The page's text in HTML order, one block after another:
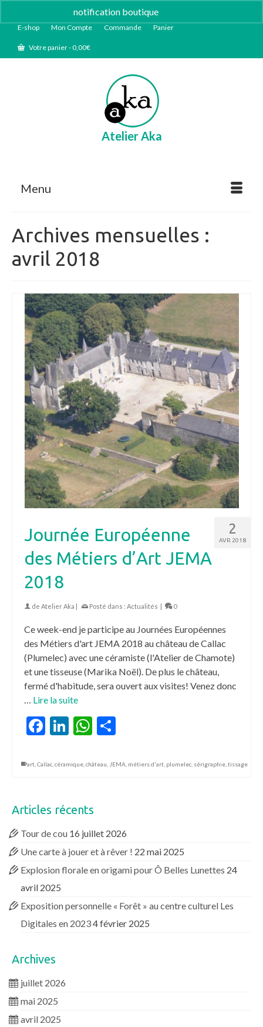
notification boutique
E-shop Mon Compte Commande Panier
Votre panier-0,00€
Atelier Aka
Menu
Archives mensuelles :
avril 2018
2
AVR 2018
Journée Européenne
des Métiers d’Art JEMA
2018
de Atelier Aka | Posté dans : Actualités | 0
Ce week-end je participe au Journées Européennes
des Métiers d'art JEMA 2018 au château de Callac
(Plumelec) avec une céramiste (l'Atelier de Chamote)
et une tisseuse (Marika Noël). De plus le château,
fermé d'habitude, sera ouvert aux visites! Venez donc
… Lire la suite
Facebook
LinkedIn
WhatsApp
art Callac céramique château JEMA métiers d'art plumelec sérigraphie tissage
Articles récents
Tour de cou 16 juillet 2026
Une carte à jouer et à rêver ! 22 mai 2025
Explosion florale en origami pour Ô Belles Lunettes 24
avril 2025
Exposition personnelle « Forêt » au centre culturel Les
Digitales en 20234 février 2025
Archives
juillet 2026
mai 2025
avril 2025